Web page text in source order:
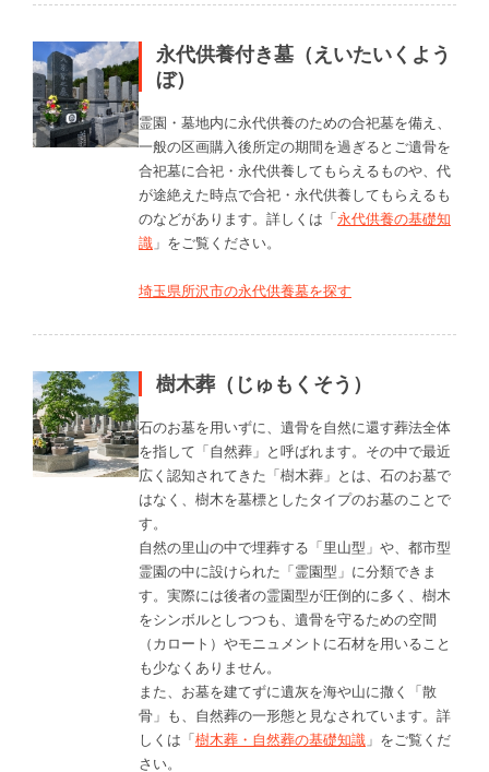
永代供養付き墓（えいたいくよう
ぼ）
霊園・墓地内に永代供養のための合祀墓を備え、
一般の区画購入後所定の期間を過ぎるとご遺骨を
合祀墓に合祀・永代供養してもらえるものや、代
が途絶えた時点で合祀・永代供養してもらえるも
のなどがあります。詳しくは「永代供養の基礎知
識 」をご覧ください。
埼玉県所沢市の永代供養墓を探す
樹木葬（じゅもくそう）
石のお墓を用いずに、遺骨を自然に還す葬法全体
を指して「自然葬」と呼ばれます。その中で最近
広く認知されてきた「樹木葬」とは、石のお墓で
はなく、樹木を墓標としたタイプのお墓のことで
す。
自然の里山の中で埋葬する「里山型」や、都市型
霊園の中に設けられた「霊園型」に分類できま
す。実際には後者の霊園型が圧倒的に多く、樹木
をシンボルとしつつも、遺骨を守るための空間
（カロート）やモニュメントに石材を用いること
も少なくありません。
また、お墓を建てずに遺灰を海や山に撒く「散
骨」も、自然葬の一形態と見なされています。詳
しくは「樹木葬・自然葬の基礎知識 」をご覧くだ
さい。